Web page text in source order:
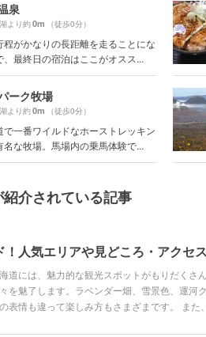
泉
より約0m （徒歩0分）
程がかなりの長距離を走ることにな
、最終日の宿泊はここがオスス...
ーク牧場
より約0m （徒歩0分）
で一番ワイルドなホーストレッキン
名な牧場。馬場内の乗馬体験で...
介されている記事
人気エリアや見どころ・アクセ
道には、魅力的な観光スポットがもりだくさ
を魅了します。ラベンダー畑、雪景色、運河
表情も違って楽しみ方もさまざまです。 また